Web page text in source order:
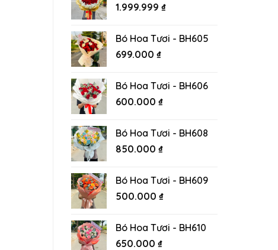
1.999.999 ₫
Bó Hoa Tươi - BH605
699.000 ₫
Bó Hoa Tươi - BH606
600.000 ₫
Bó Hoa Tươi - BH608
850.000 ₫
Bó Hoa Tươi - BH609
500.000 ₫
Bó Hoa Tươi - BH610
650.000 ₫